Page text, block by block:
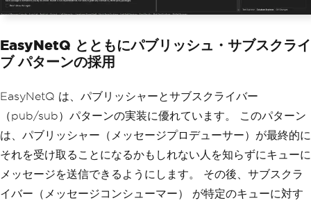
EasyNetQ とともにパブリッシュ・サブスクライ
ブ パターンの採用
EasyNetQ は、パブリッシャーとサブスクライバー
（pub/sub）パターンの実装に優れています。 このパターン
は、パブリッシャー（メッセージプロデューサー）が最終的に
それを受け取ることになるかもしれない人を知らずにキューに
メッセージを送信できるようにします。 その後、サブスクラ
イバー（メッセージコンシューマー） が特定のキューに対す